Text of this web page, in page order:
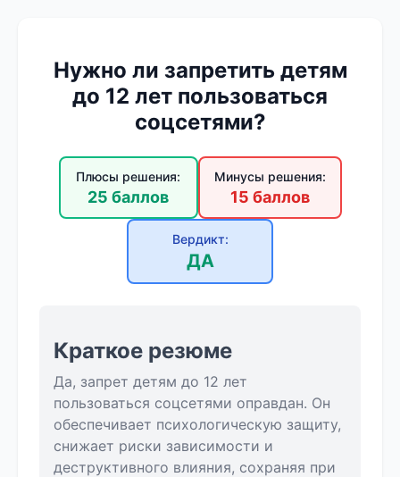
Нужно ли запретить детям
до 12 лет пользоваться
соцсетями?
Плюсы решения:
25 баллов
Минусы решения:
15 баллов
Вердикт:
ДА
Краткое резюме
Да, запрет детям до 12 лет
пользоваться соцсетями оправдан. Он
обеспечивает психологическую защиту,
снижает риски зависимости и
деструктивного влияния, сохраняя при